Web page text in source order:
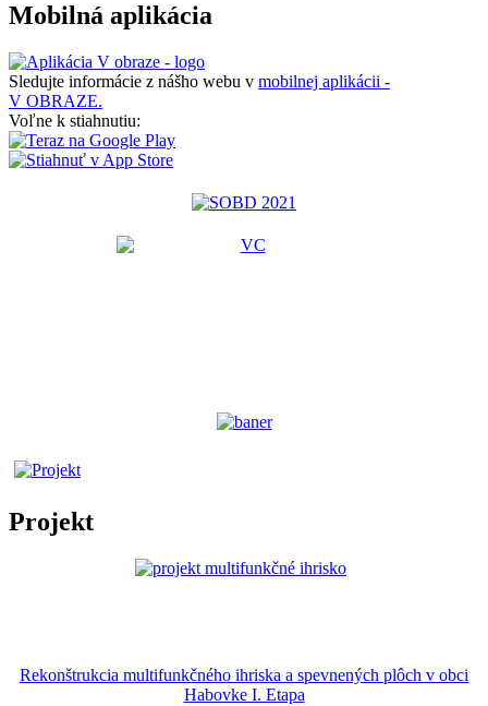
Mobilná aplikácia
Sledujte informácie z nášho webu v mobilnej aplikácii -
V OBRAZE.
Voľne k stiahnutiu:
Projekt
Rekonštrukcia multifunkčného ihriska a spevnených plôch v obci
Habovke I. Etapa